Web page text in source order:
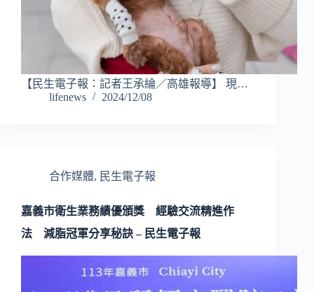
【民生電子報：記者王承綸／高雄報導】 現…
lifenews
2024/12/08
合作媒體, 民生電子報
嘉義市衛生業務績優頒獎 經驗交流精進作
法 減脂冠軍分享秘訣 – 民生電子報